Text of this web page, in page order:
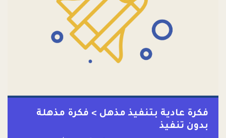
فكرة عادية بتنفيذ مذهل > فكرة مذهلة
بدون تنفيذ